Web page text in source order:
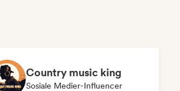
Country music king
Sosiale Medier-Influencer